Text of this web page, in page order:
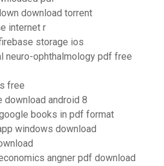
download torrent
internet r
storage ios
neuro-ophthalmology pdf free
free
download android 8
books in pdf format
windows download
angner pdf download